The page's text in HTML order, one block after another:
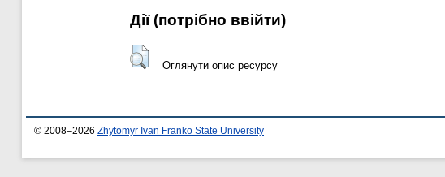
Дії ​​(потрібно ввійти)
Оглянути опис ресурсу
© 2008–2026 Zhytomyr Ivan Franko State University